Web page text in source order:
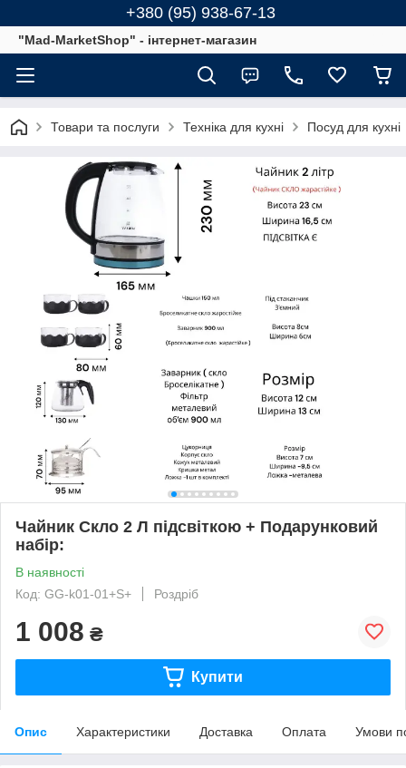
+380 (95) 938-67-13
"Mad-MarketShop" - інтернет-магазин
Товари та послуги Техніка для кухні Посуд для кухні
Чайник Скло 2 Л підсвіткою + Подарунковий
набір:
В наявності
Код: GG-k01-01+S+
Роздріб
1 008 ₴
Купити
Опис Характеристики Доставка Оплата Умови